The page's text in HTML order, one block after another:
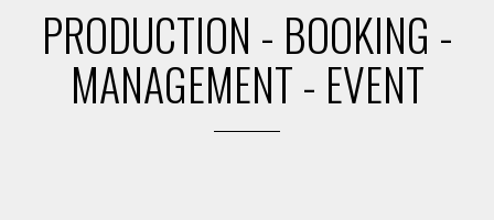
PRODUCTION - BOOKING -
MANAGEMENT - EVENT